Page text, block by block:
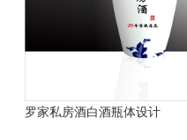
罗家私房酒白酒瓶体设计